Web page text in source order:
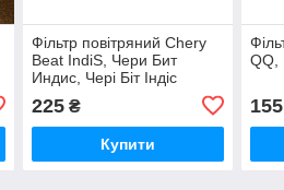
Фільтр повітряний Chery
Beat IndiS, Чери Бит
Индис, Чері Біт Індіс
225₴
Купити
QQ,
155